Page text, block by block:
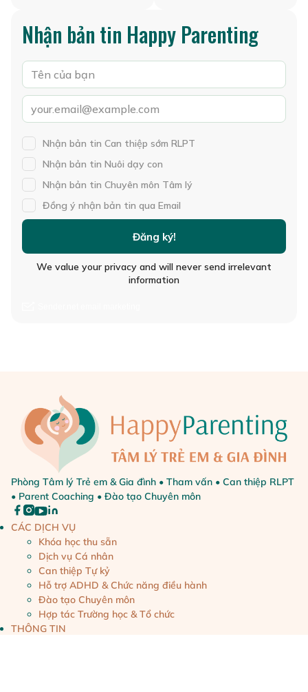
Phòng Tâm lý Trẻ em & Gia đình • Tham vấn • Can thiệp RLPT
• Parent Coaching • Đào tạo Chuyên môn
CÁC DỊCH VỤ
Khóa học thu sẵn
Dịch vụ Cá nhân
Can thiệp Tự kỷ
Hỗ trợ ADHD & Chức năng điều hành
Đào tạo Chuyên môn
Hợp tác Trường học & Tổ chức
THÔNG TIN